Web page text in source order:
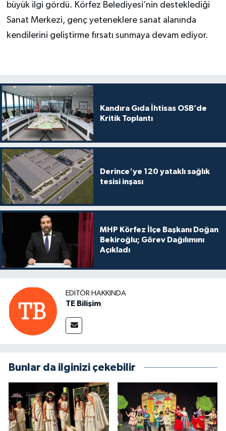
büyük ilgi gördü. Körfez Belediyesi’nin desteklediği
Sanat Merkezi, genç yeteneklere sanat alanında
kendilerini geliştirme fırsatı sunmaya devam ediyor.
Kandıra Gıda İhtisas OSB’de
Kritik Toplantı
Derince'ye 120 yataklı sağlık
tesisi inşası
MHP Körfez İlçe Başkanı Doğan
Bekiroğlu; Görev Dağılımını
Açıkladı
EDITÖR HAKKINDA
TE Bilişim
Bunlar da ilginizi çekebilir